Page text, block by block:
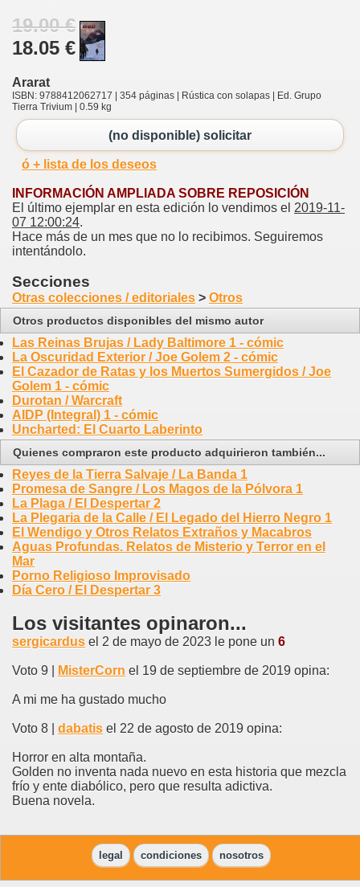
19.00 €
18.05 €
Ararat
ISBN: 9788412062717 | 354 páginas | Rústica con solapas | Ed. Grupo
Tierra Trivium | 0.59 kg
(no disponible) solicitar
ó + lista de los deseos
INFORMACIÓN AMPLIADA SOBRE REPOSICIÓN
El último ejemplar en esta edición lo vendimos el 2019-11-
07 12:00:24.
Hace más de un mes que no lo recibimos. Seguiremos
intentándolo.
Secciones
Otras colecciones / editoriales > Otros
Otros productos disponibles del mismo autor
Las Reinas Brujas / Lady Baltimore 1 - cómic
La Oscuridad Exterior / Joe Golem 2 - cómic
El Cazador de Ratas y los Muertos Sumergidos / Joe
Golem 1 - cómic
Durotan / Warcraft
AIDP (Integral) 1 - cómic
Uncharted: El Cuarto Laberinto
Quienes compraron este producto adquirieron también...
Reyes de la Tierra Salvaje / La Banda 1
Promesa de Sangre / Los Magos de la Pólvora 1
La Plaga / El Despertar 2
La Plegaria de la Calle / El Legado del Hierro Negro 1
El Wendigo y Otros Relatos Extraños y Macabros
Aguas Profundas. Relatos de Misterio y Terror en el
Mar
Porno Religioso Improvisado
Día Cero / El Despertar 3
Los visitantes opinaron...
sergicardus el 2 de mayo de 2023 le pone un 6
Voto 9 | MisterCorn el 19 de septiembre de 2019 opina:
A mi me ha gustado mucho
Voto 8 | dabatis el 22 de agosto de 2019 opina:
Horror en alta montaña.
Golden no inventa nada nuevo en esta historia que mezcla
frío y ente diabólico, pero que resulta adictiva.
Buena novela.
legal condiciones nosotros